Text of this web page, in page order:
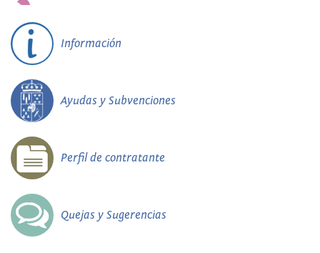
Información
Ayudas y Subvenciones
Perfil de contratante
Quejas y Sugerencias